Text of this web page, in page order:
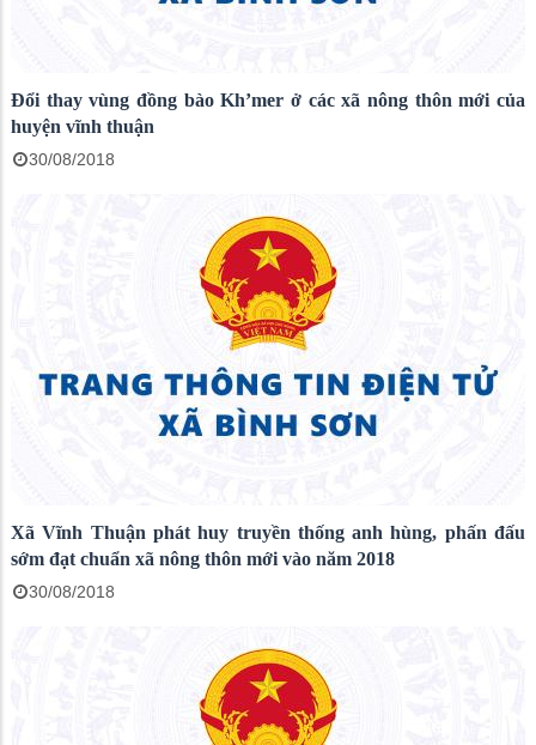
Đổi thay vùng đồng bào Kh’mer ở các xã nông thôn mới của
huyện vĩnh thuận
30/08/2018
Xã Vĩnh Thuận phát huy truyền thống anh hùng, phấn đấu
sớm đạt chuẩn xã nông thôn mới vào năm 2018
30/08/2018